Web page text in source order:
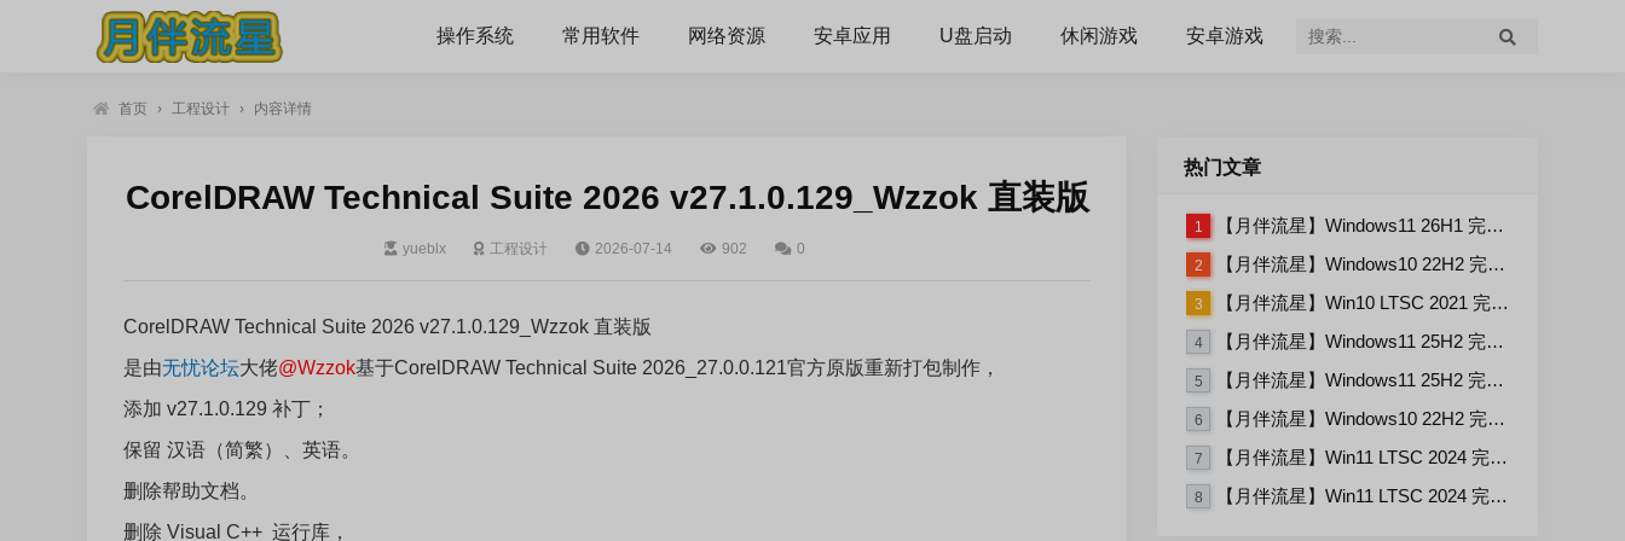
操作系统 常用软件 网络资源 安卓应用 U盘启动 休闲游戏 安卓游戏
首页 › 工程设计 › 内容详情
CorelDRAW Technical Suite 2026 v27.1.0.129_Wzzok 直装版
yueblx 工程设计 2026-07-14 902 0
CorelDRAW Technical Suite 2026 v27.1.0.129_Wzzok 直装版
是由无忧论坛大佬@Wzzok基于CorelDRAW Technical Suite 2026_27.0.0.121官方原版重新打包制作，
添加 v27.1.0.129 补丁；
保留 汉语（简繁）、英语。
删除帮助文档。
删除 Visual C++ 运行库，
热门文章
1 【月伴流星】Windows11 26H1 完整+适量精简多合一安装版2026.07
2 【月伴流星】Windows10 22H2 完整+适量精简多合一安装版2026.06
3 【月伴流星】Win10 LTSC 2021 完整+适量精简多合一安装版2026.03
4 【月伴流星】Windows11 25H2 完整+适量精简多合一安装版2026.06
5 【月伴流星】Windows11 25H2 完整+适量精简多合一安装版2026.08
6 【月伴流星】Windows10 22H2 完整+适量精简多合一安装版2026.08
7 【月伴流星】Win11 LTSC 2024 完整+适量精简多合一安装版2026.08
8 【月伴流星】Win11 LTSC 2024 完整+适量精简多合一安装版2026.06